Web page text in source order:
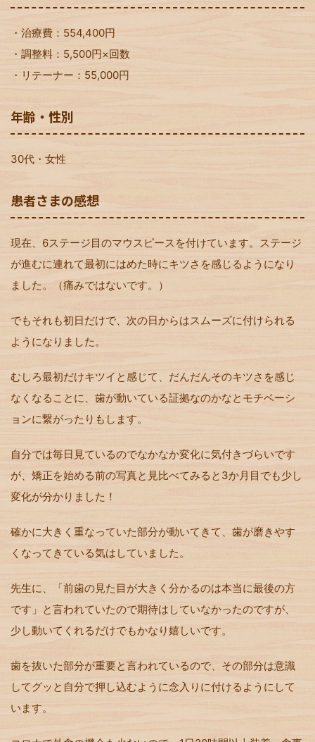
・治療費：554,400円
・調整料：5,500円×回数
・リテーナー：55,000円
年齢・性別
30代・女性
患者さまの感想
現在、6ステージ目のマウスピースを付けています。ステージ
が進むに連れて最初にはめた時にキツさを感じるようになり
ました。（痛みではないです。）
でもそれも初日だけで、次の日からはスムーズに付けられる
ようになりました。
むしろ最初だけキツイと感じて、だんだんそのキツさを感じ
なくなることに、歯が動いている証拠なのかなとモチベーシ
ョンに繋がったりもします。
自分では毎日見ているのでなかなか変化に気付きづらいです
が、矯正を始める前の写真と見比べてみると3か月目でも少し
変化が分かりました！
確かに大きく重なっていた部分が動いてきて、歯が磨きやす
くなってきている気はしていました。
先生に、「前歯の見た目が大きく分かるのは本当に最後の方
です」と言われていたので期待はしていなかったのですが、
少し動いてくれるだけでもかなり嬉しいです。
歯を抜いた部分が重要と言われているので、その部分は意識
してグッと自分で押し込むように念入りに付けるようにして
います。